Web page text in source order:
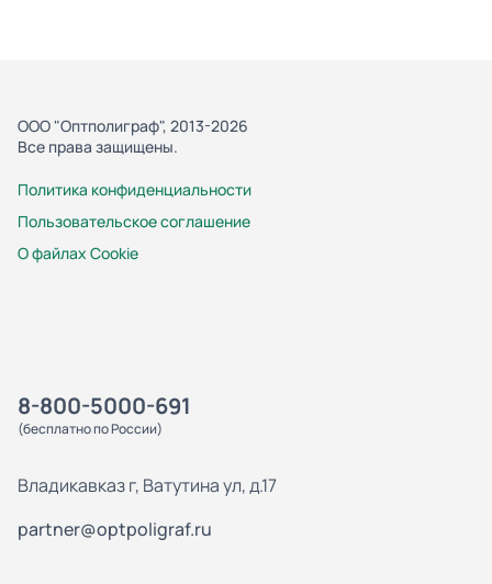
ООО "Оптполиграф", 2013-2026
Все права защищены.
Политика конфиденциальности
Пользовательское соглашение
О файлах Cookie
8-800-5000-691
(бесплатно по России)
Владикавказ г, Ватутина ул, д.17
partner@optpoligraf.ru